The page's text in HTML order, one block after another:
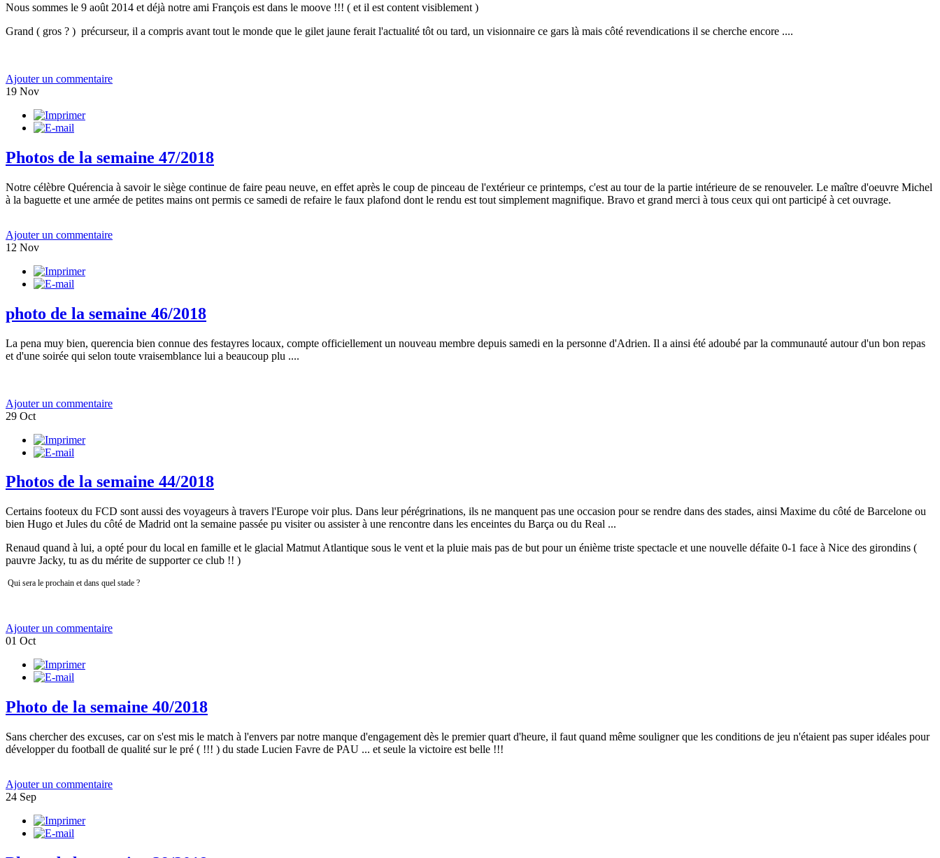
Nous sommes le 9 août 2014 et déjà notre ami François est dans le moove !!! ( et il est content visiblement )
Grand ( gros ? ) précurseur, il a compris avant tout le monde que le gilet jaune ferait l'actualité tôt ou tard, un visionnaire ce gars là mais côté revendications il se cherche encore ....
Ajouter un commentaire
19 Nov
Photos de la semaine 47/2018
Notre célèbre Quérencia à savoir le siège continue de faire peau neuve, en effet après le coup de pinceau de l'extérieur ce printemps, c'est au tour de la partie intérieure de se renouveler. Le maître d'oeuvre Michel
à la baguette et une armée de petites mains ont permis ce samedi de refaire le faux plafond dont le rendu est tout simplement magnifique. Bravo et grand merci à tous ceux qui ont participé à cet ouvrage.
Ajouter un commentaire
12 Nov
photo de la semaine 46/2018
La pena muy bien, querencia bien connue des festayres locaux, compte officiellement un nouveau membre depuis samedi en la personne d'Adrien. Il a ainsi été adoubé par la communauté autour d'un bon repas
et d'une soirée qui selon toute vraisemblance lui a beaucoup plu ....
Ajouter un commentaire
29 Oct
Photos de la semaine 44/2018
Certains footeux du FCD sont aussi des voyageurs à travers l'Europe voir plus. Dans leur pérégrinations, ils ne manquent pas une occasion pour se rendre dans des stades, ainsi Maxime du côté de Barcelone ou
bien Hugo et Jules du côté de Madrid ont la semaine passée pu visiter ou assister à une rencontre dans les enceintes du Barça ou du Real ...
Renaud quand à lui, a opté pour du local en famille et le glacial Matmut Atlantique sous le vent et la pluie mais pas de but pour un énième triste spectacle et une nouvelle défaite 0-1 face à Nice des girondins (
pauvre Jacky, tu as du mérite de supporter ce club !! )
Qui sera le prochain et dans quel stade ?
Ajouter un commentaire
01 Oct
Photo de la semaine 40/2018
Sans chercher des excuses, car on s'est mis le match à l'envers par notre manque d'engagement dès le premier quart d'heure, il faut quand même souligner que les conditions de jeu n'étaient pas super idéales pour
développer du football de qualité sur le pré ( !!! ) du stade Lucien Favre de PAU ... et seule la victoire est belle !!!
Ajouter un commentaire
24 Sep